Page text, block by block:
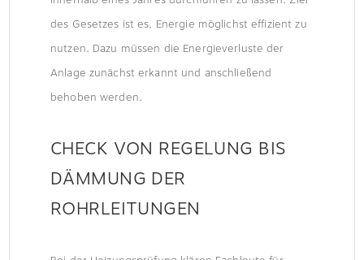
des Gesetzes ist es, Energie möglichst effizient zu
nutzen. Dazu müssen die Energieverluste der
Anlage zunächst erkannt und anschließend
behoben werden.
CHECK VON REGELUNG BIS
DÄMMUNG DER
ROHRLEITUNGEN